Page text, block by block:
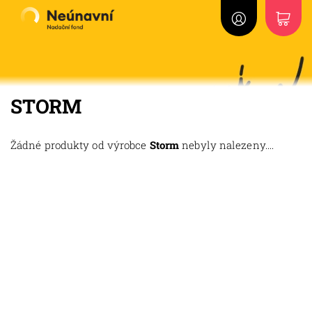
STORM
Žádné produkty od výrobce Storm nebyly nalezeny....